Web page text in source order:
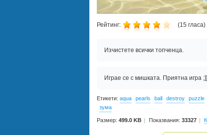
Рейтинг: (15 гласа)
Изчистете всички топченца.
Играе се с мишката. Приятна игра ;]]
Етикети: aqua pearls ball destroy puzzle
зума
Размер: 499.0 KB Показвания: 33327